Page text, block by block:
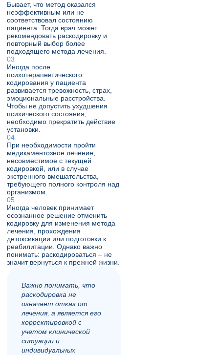
Бывает, что метод оказался
неэффективным или не
соответствовал состоянию
пациента. Тогда врач может
рекомендовать раскодировку и
повторный выбор более
подходящего метода лечения.
Иногда после
психотерапевтического
кодирования у пациента
развивается тревожность, страх,
эмоциональные расстройства.
Чтобы не допустить ухудшения
психического состояния,
необходимо прекратить действие
установки.
При необходимости пройти
медикаментозное лечение,
несовместимое с текущей
кодировкой, или в случае
экстренного вмешательства,
требующего полного контроля над
организмом.
Иногда человек принимает
осознанное решение отменить
кодировку для изменения метода
лечения, прохождения
детоксикации или подготовки к
реабилитации. Однако важно
понимать: раскодироваться – не
значит вернуться к прежней жизни.
Важно понимать, что
раскодировка не
означает отказ от
лечения, а является его
корректировкой с
учетом клинической
ситуации и
индивидуальных